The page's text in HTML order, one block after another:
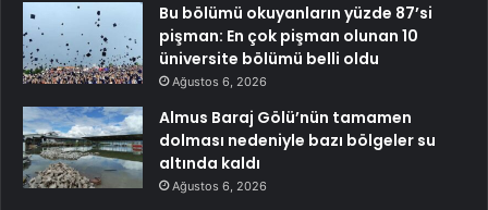
Bu bölümü okuyanların yüzde 87’si
pişman: En çok pişman olunan 10
üniversite bölümü belli oldu
Ağustos 6, 2026
Almus Baraj Gölü’nün tamamen
dolması nedeniyle bazı bölgeler su
altında kaldı
Ağustos 6, 2026